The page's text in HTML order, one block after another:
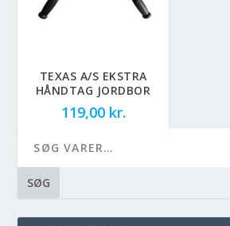
TEXAS A/S EKSTRA
HÅNDTAG JORDBOR
119,00 kr.
SØG